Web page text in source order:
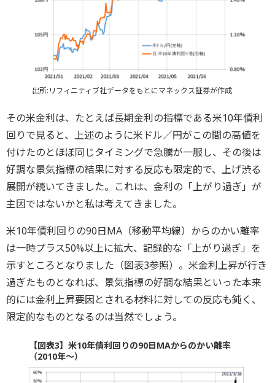
出所:リフィニティブ社データをもとにマネックス証券が作成
その米金利は、たとえば長期金利の指標である米10年債利
回りで見ると、上述のように米ドル／円がこの間の高値を
付けたのとほぼ同じタイミングで急騰が一服し、その後は
好調な景気指標の結果に対する反応も限定的で、上げ渋る
展開が続いてきました。これは、金利の「上がり過ぎ」が
主因ではないかと私は考えてきました。
米10年債利回りの90日MA（移動平均線）からのかい離率
は一時プラス50%以上に拡大、記録的な「上がり過ぎ」を
示すところとなりました（図表3参照）。米金利上昇が行き
過ぎたものとなれば、景気指標の好調な結果といった本来
的には金利上昇要因とされる材料に対しての反応も鈍く、
限定的なものとなるのは当然でしょう。
【図表3】米10年債利回りの90日MAからのかい離率
（2010年～）